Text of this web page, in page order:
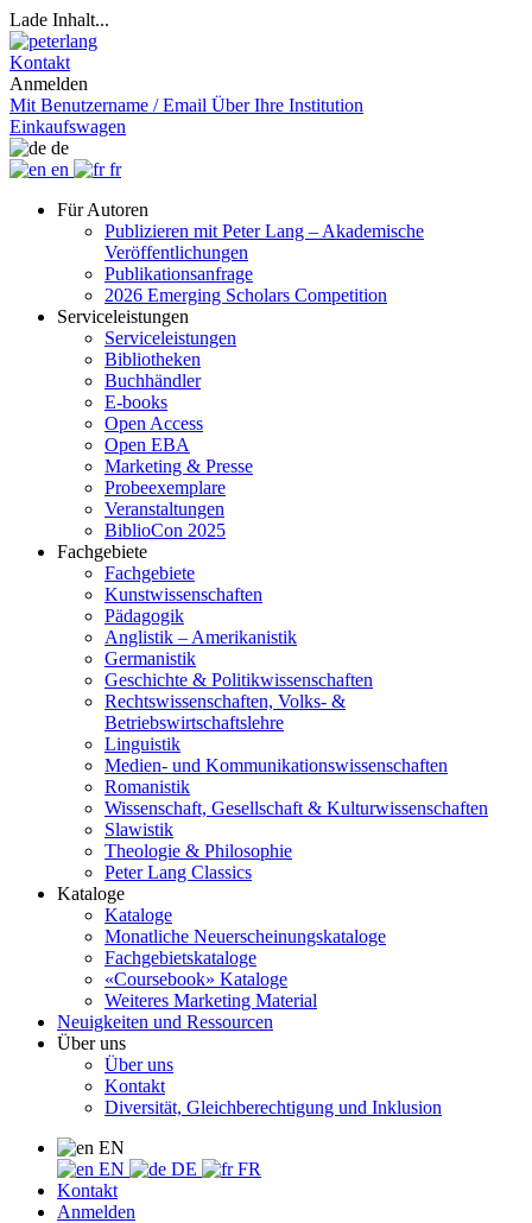
Lade Inhalt...
Kontakt
Anmelden
Mit Benutzername / Email Über Ihre Institution
Einkaufswagen
de
en
fr
Für Autoren
Publizieren mit Peter Lang – Akademische
Veröffentlichungen
Publikationsanfrage
2026 Emerging Scholars Competition
Serviceleistungen
Serviceleistungen
Bibliotheken
Buchhändler
E-books
Open Access
Open EBA
Marketing & Presse
Probeexemplare
Veranstaltungen
BiblioCon 2025
Fachgebiete
Fachgebiete
Kunstwissenschaften
Pädagogik
Anglistik – Amerikanistik
Germanistik
Geschichte & Politikwissenschaften
Rechtswissenschaften, Volks- &
Betriebswirtschaftslehre
Linguistik
Medien- und Kommunikationswissenschaften
Romanistik
Wissenschaft, Gesellschaft & Kulturwissenschaften
Slawistik
Theologie & Philosophie
Peter Lang Classics
Kataloge
Kataloge
Monatliche Neuerscheinungskataloge
Fachgebietskataloge
«Coursebook» Kataloge
Weiteres Marketing Material
Neuigkeiten und Ressourcen
Über uns
Über uns
Kontakt
Diversität, Gleichberechtigung und Inklusion
EN
EN
DE
FR
Kontakt
Anmelden